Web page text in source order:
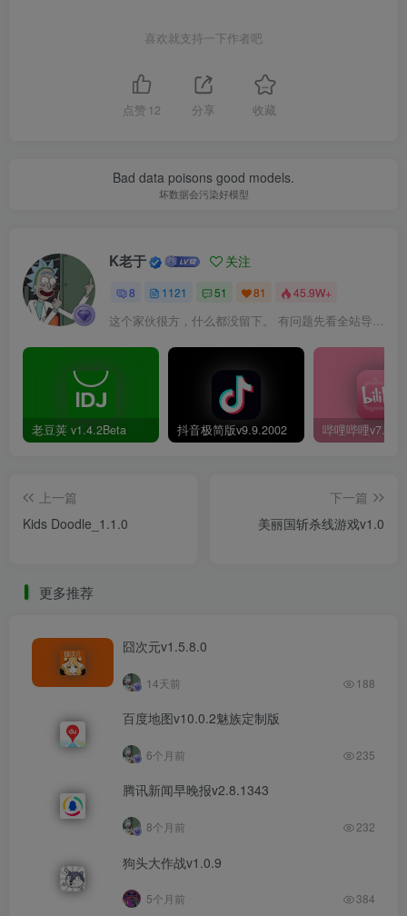
喜欢就支持一下作者吧
点赞 12 分享 收藏
Bad data poisons good models.
坏数据会污染好模型
K老于 关注
8 1121 51 81 45.9W+
这个家伙很方，什么都没留下。 有问题先看全站导航页，解决不了再@我！
老豆荚 v1.4.2Beta 抖音极简版v9.9.2002
上一篇
Kids Doodle_1.1.0
下一篇
美丽国斩杀线游戏v1.0
更多推荐
囧次元v1.5.8.0
14天前 188
百度地图v10.0.2魅族定制版
6个月前 235
腾讯新闻早晚报v2.8.1343
8个月前 232
狗头大作战v1.0.9
5个月前 384